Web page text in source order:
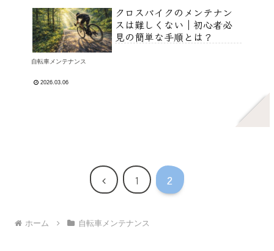
自転車メンテナンス
クロスバイクのメンテナン
スは難しくない｜初心者必
見の簡単な手順とは？
2026.03.06
前
1 2
ホーム 自転車メンテナンス